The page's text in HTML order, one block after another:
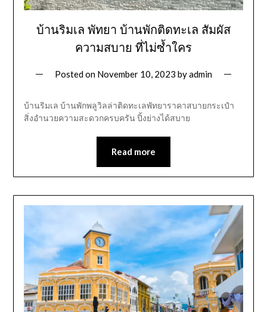
บ้านริมเล พัทยา บ้านพักติดทะเล สัมผัส
ความสบาย ที่ไม่ซ้ำใคร
Posted on November 10, 2023 byadmin
บ้านริมเล บ้านพักพลูวิลล่าติดทะเลพัทยาราคาสบายกระเป๋า
สิ่งอำนวยความสะดวกครบครัน ปิ้งย่างได้สบาย
Read more